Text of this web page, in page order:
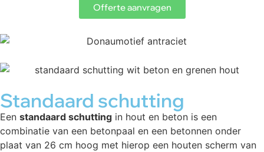
Offerte aanvragen
Standaard schutting
Een standaard schutting in hout en beton is een
combinatie van een betonpaal en een betonnen onder
plaat van 26 cm hoog met hierop een houten scherm van